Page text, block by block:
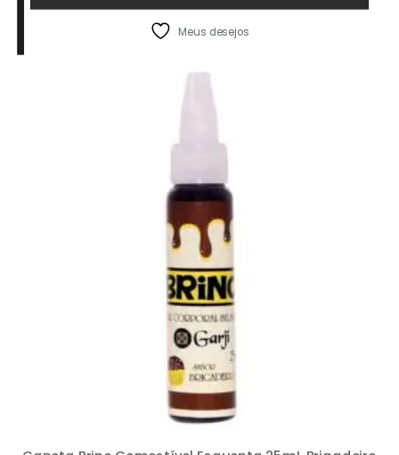
Meus desejos